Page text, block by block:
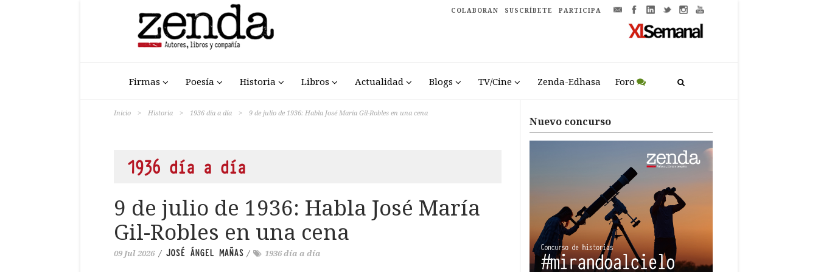
COLABORAN SUSCRÍBETE PARTICIPA
Firmas Poesía Historia Libros Actualidad Blogs TV/Cine Zenda-Edhasa Foro
Inicio > Historia > 1936 día a día > 9 de julio de 1936: Habla José María Gil-Robles en una cena
1936 día a día
9 de julio de 1936: Habla José María
Gil-Robles en una cena
09 Jul 2026 / JOSÉ ÁNGEL MAÑAS / 1936 día a día
Nuevo concurso